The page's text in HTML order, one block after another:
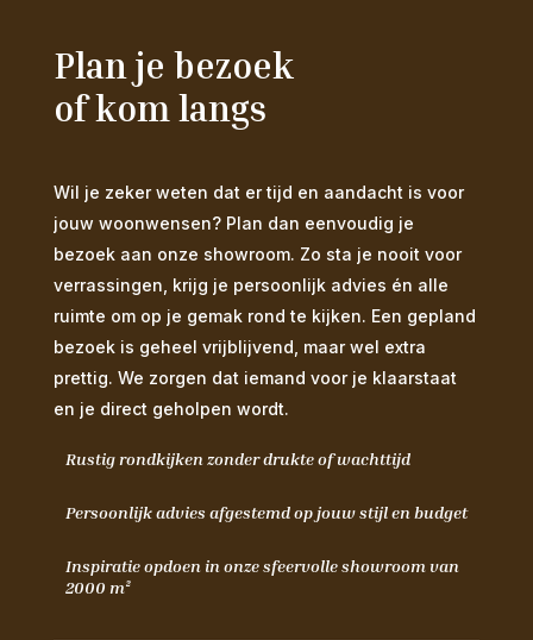
Plan je bezoek
of kom langs
Wil je zeker weten dat er tijd en aandacht is voor
jouw woonwensen? Plan dan eenvoudig je
bezoek aan onze showroom. Zo sta je nooit voor
verrassingen, krijg je persoonlijk advies én alle
ruimte om op je gemak rond te kijken. Een gepland
bezoek is geheel vrijblijvend, maar wel extra
prettig. We zorgen dat iemand voor je klaarstaat
en je direct geholpen wordt.
Rustig rondkijken zonder drukte of wachttijd
Persoonlijk advies afgestemd op jouw stijl en budget
Inspiratie opdoen in onze sfeervolle showroom van
2000 m²